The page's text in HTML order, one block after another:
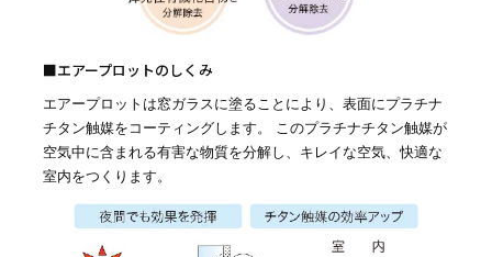
■エアープロットのしくみ
エアープロットは窓ガラスに塗ることにより、表面にプラチナ
チタン触媒をコーティングします。 このプラチナチタン触媒が
空気中に含まれる有害な物質を分解し、キレイな空気、快適な
室内をつくります。